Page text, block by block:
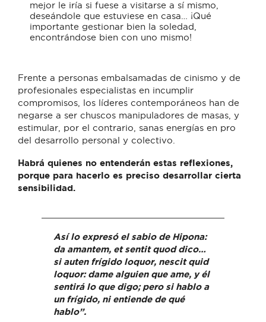
mejor le iría si fuese a visitarse a sí mismo,
deseándole que estuviese en casa… ¡Qué
importante gestionar bien la soledad,
encontrándose bien con uno mismo!
Frente a personas embalsamadas de cinismo y de
profesionales especialistas en incumplir
compromisos, los líderes contemporáneos han de
negarse a ser chuscos manipuladores de masas, y
estimular, por el contrario, sanas energías en pro
del desarrollo personal y colectivo.
Habrá quienes no entenderán estas reflexiones,
porque para hacerlo es preciso desarrollar cierta
sensibilidad.
Así lo expresó el sabio de Hipona:
da amantem, et sentit quod dico…
si auten frígido loquor, nescit quid
loquor: dame alguien que ame, y él
sentirá lo que digo; pero si hablo a
un frígido, ni entiende de qué
hablo”.